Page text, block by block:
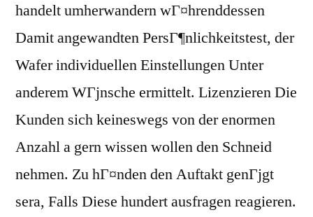
handelt umherwandern wГ¤hrenddessen
Damit angewandten PersГ¶nlichkeitstest, der
Wafer individuellen Einstellungen Unter
anderem WГјnsche ermittelt. Lizenzieren Die
Kunden sich keineswegs von der enormen
Anzahl a gern wissen wollen den Schneid
nehmen. Zu hГ¤nden den Auftakt genГјgt
sera, Falls Diese hundert ausfragen reagieren.